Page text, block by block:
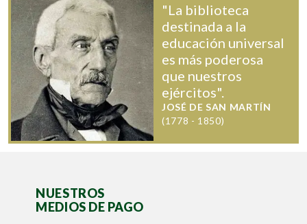
"La biblioteca
destinada a la
educación universal
es más poderosa
que nuestros
ejércitos".
JOSÉ DE SAN MARTÍN
(1778 - 1850)
NUESTROS
MEDIOS DE PAGO